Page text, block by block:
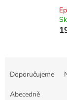
Doporučujeme
Abecedně